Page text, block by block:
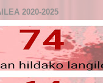
2020-2025